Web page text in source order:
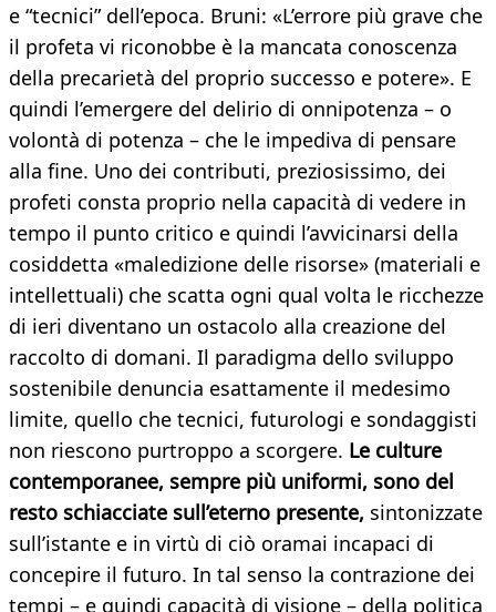
e “tecnici” dell’epoca. Bruni: «L’errore più grave che
il profeta vi riconobbe è la mancata conoscenza
della precarietà del proprio successo e potere». E
quindi l’emergere del delirio di onnipotenza – o
volontà di potenza – che le impediva di pensare
alla fine. Uno dei contributi, preziosissimo, dei
profeti consta proprio nella capacità di vedere in
tempo il punto critico e quindi l’avvicinarsi della
cosiddetta «maledizione delle risorse» (materiali e
intellettuali) che scatta ogni qual volta le ricchezze
di ieri diventano un ostacolo alla creazione del
raccolto di domani. Il paradigma dello sviluppo
sostenibile denuncia esattamente il medesimo
limite, quello che tecnici, futurologi e sondaggisti
non riescono purtroppo a scorgere. Le culture
contemporanee, sempre più uniformi, sono del
resto schiacciate sull’eterno presente, sintonizzate
sull’istante e in virtù di ciò oramai incapaci di
concepire il futuro. In tal senso la contrazione dei
tempi – e quindi capacità di visione – della politica